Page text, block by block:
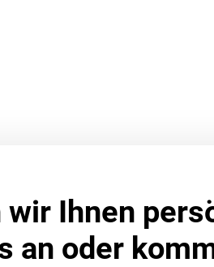
wir Ihnen
an oder